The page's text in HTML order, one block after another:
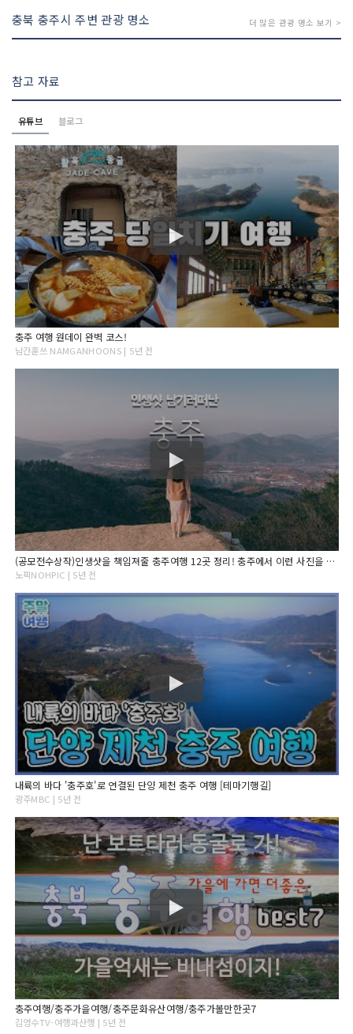
충북 충주시 주변 관광 명소 더 많은 관광 명소 보기 >
참고 자료
유튜브 블로그
충주 여행 원데이 완벽 코스!
남간훈쓰 NAMGANHOONS | 5년 전
(공모전수상작)인생샷을 책임져줄 충주여행 12곳 정리! 충주에서 이런 사진을 담을 수 있다고??
노픽NOHPIC | 5년 전
내륙의 바다 '충주호'로 연결된 단양 제천 충주 여행 [테마기행길]
광주MBC | 5년 전
충주여행/충주가을여행/충주문화유산여행/충주가볼만한곳7
김영수TV-여행과산행 | 5년 전